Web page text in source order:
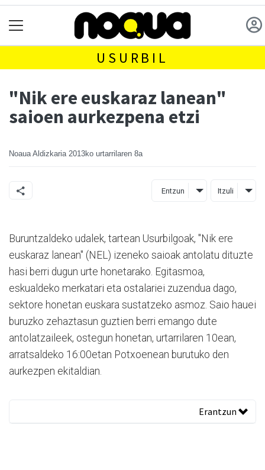
USURBIL
"Nik ere euskaraz lanean"
saioen aurkezpena etzi
Noaua Aldizkaria 2013ko urtarrilaren 8a
Entzun Itzuli
Buruntzaldeko udalek, tartean Usurbilgoak, "Nik ere
euskaraz lanean" (NEL) izeneko saioak antolatu dituzte
hasi berri dugun urte honetarako. Egitasmoa,
eskualdeko merkatari eta ostalariei zuzendua dago,
sektore honetan euskara sustatzeko asmoz. Saio hauei
buruzko zehaztasun guztien berri emango dute
antolatzaileek, ostegun honetan, urtarrilaren 10ean,
arratsaldeko 16:00etan Potxoenean burutuko den
aurkezpen ekitaldian.
Erantzun